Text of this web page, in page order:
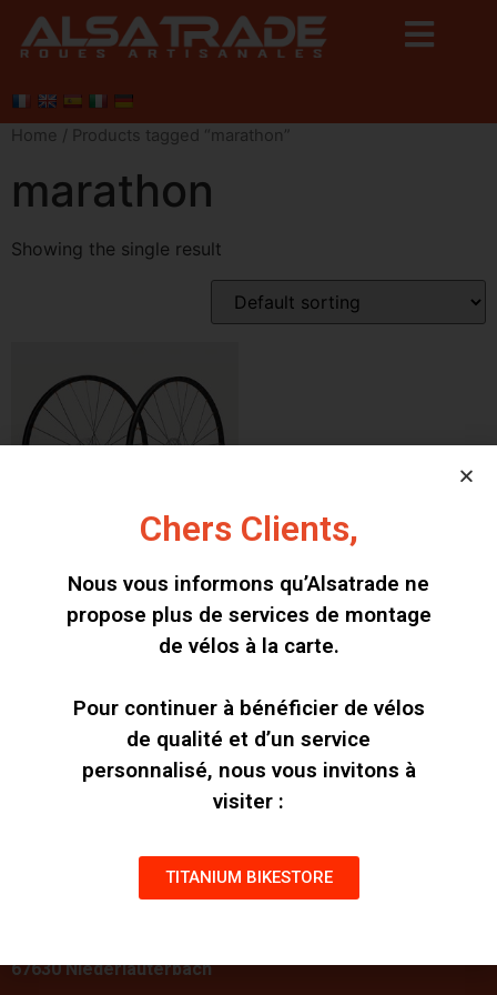
Home / Products tagged “marathon”
marathon
Showing the single result
Alsatrade MTB29
MARATHON
Add to cart
67630 Niederlauterbach
Chers Clients,
Nous vous informons qu’Alsatrade ne
propose plus de services de montage
de vélos à la carte.
Pour continuer à bénéficier de vélos
de qualité et d’un service
personnalisé, nous vous invitons à
visiter :
TITANIUM BIKESTORE